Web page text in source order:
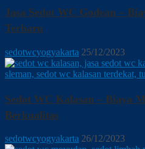
Jasa Sedot WC Godean –
Terbaru
sedotwcyogyakarta 25/12/2023
Sedot WC Kalasan – Biaya
Berkualitas
sedotwcyogyakarta 26/12/2023